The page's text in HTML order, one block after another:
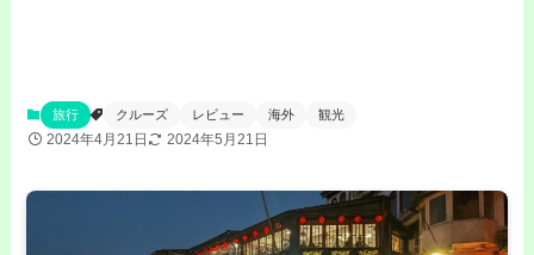
旅行 クルーズ レビュー 海外 観光
2024年4月21日 2024年5月21日